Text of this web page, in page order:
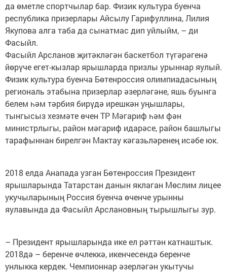
да өметле спортчылар бар. Физик культура буенча
республика призерлары Айсылу Гарифуллина, Лилия
Якупова алга таба да сынатмас дип уйлыйм, – ди
Фасыйл.
Фасыйл Арсланов җитәкләгән баскетбол түгәрәгенә
йөрүче егет-кызлар ярышларда призлы урыннар яулый.
Физик культура буенча Бөтенроссия олимпиадасының
региональ этабына призерлар әзерләгәне, яшь буынга
белем һәм тәрбия бирүдә ирешкән уңышлары,
тынгысыз хезмәте өчен ТР Мәгариф һәм фән
министрлыгы, район мәгариф идарәсе, район башлыгы
тарафыннан бирелгән Мактау кәгазьләренең исәбе юк.
2018 елда Анапада узган Бөтенроссия Президент
ярышларында Татарстан данын яклаган Мөслим лицее
укучыларының Россия буенча өченче урынны
яулавында да Фасыйл Арслановның тырышлыгы зур.
– Президент ярышларында ике ел рәттән катнаштык.
2018дә – беренче өчлеккә, икенчесендә беренче
унлыкка кердек. Чемпионнар әзерләгән укытучы